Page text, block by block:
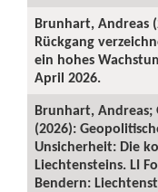
Brunhart, Andreas
Rückgang
ein hohes
April 2026.
Brunhart, Andreas;
(2026):
Unsicherheit: Die
Liechtensteins. LI
Bendern: